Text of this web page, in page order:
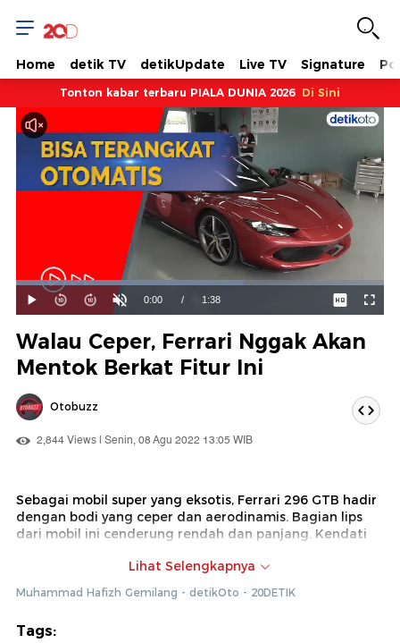
Home detik TV detikUpdate Live TV Signature
Tonton kabar terbaru PIALA DUNIA 2026 Di Sini
Mainkan
Suara
Hidup
Waktu
ini
0:00 / Durasi
1:38
Dimuat:
61.81%
Walau Ceper, Ferrari Nggak Akan
Mentok Berkat Fitur Ini
Otobuzz
2,844 Views | Senin, 08 Agu 2022 13:05 WIB
Sebagai mobil super yang eksotis, Ferrari 296 GTB hadir
dengan bodi yang ceper dan aerodinamis. Bagian lips
dari mobil ini cenderung rendah dan panjang. Kendati
ketika melaju di jalan yang tak rata. Sebab Ferrari
membekali mobil ini dengan fitur lifter agar bodi depan
tidak mentok.
Lihat Selengkapnya
Muhammad Hafizh Gemilang - detikOto - 20DETIK
Tags: